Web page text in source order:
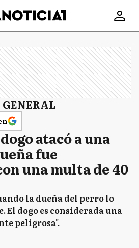
atacó a una
fue
una multa de 40
la dueña del perro lo
El dogo es considerada una
peligrosa".